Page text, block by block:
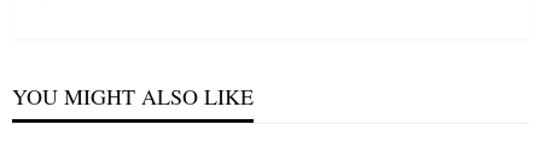
YOU MIGHT ALSO LIKE